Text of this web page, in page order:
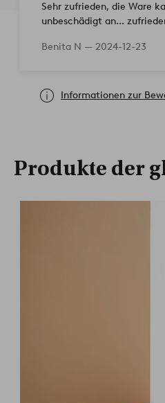
Sehr zufrieden, die Ware
unbeschädigt an...
Benita N — 2024-12-23
Informationen zur
Produkte der